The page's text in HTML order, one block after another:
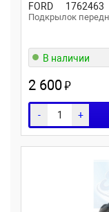
FORD 1762463
Подкрылок
В наличии
2 600₽
- +